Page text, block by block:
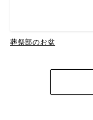
葬祭部のお盆